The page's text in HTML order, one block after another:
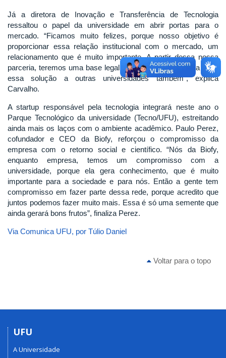
Já a diretora de Inovação e Transferência de Tecnologia
ressaltou o papel da universidade em abrir portas para o
mercado. “Ficamos muito felizes, porque nosso objetivo é
proporcionar essa relação institucional com o mercado, um
relacionamento que é muito importante. A partir dessa nossa
parceria, teremos uma base legal para que a Biofy possa levar
essa solução a outras universidades também”, explica
Carvalho.
A startup responsável pela tecnologia integrará neste ano o
Parque Tecnológico da universidade (Tecno/UFU), estreitando
ainda mais os laços com o ambiente acadêmico. Paulo Perez,
cofundador e CEO da Biofy, reforçou o compromisso da
empresa com o retorno social e científico. “Nós da Biofy,
enquanto empresa, temos um compromisso com a
universidade, porque ela gera conhecimento, que é muito
importante para a sociedade e para nós. Então a gente tem
compromisso em fazer parte dessa rede, porque acredito que
juntos podemos fazer muito mais. Essa é só uma semente que
ainda gerará bons frutos”, finaliza Perez.
Via Comunica UFU, por Túlio Daniel
Voltar para o topo
UFU
A Universidade